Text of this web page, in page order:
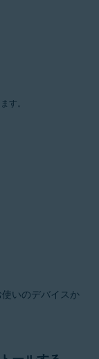
す。
いのデバイスか